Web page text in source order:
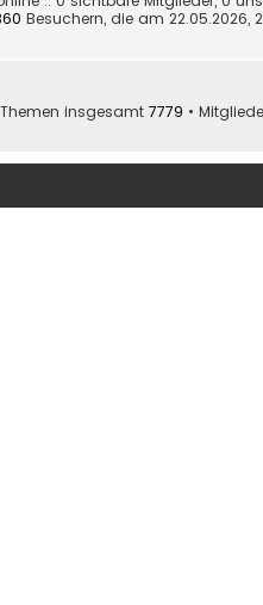
Besuchern, die am 22.05.2026,
Themen insgesamt 7779 •